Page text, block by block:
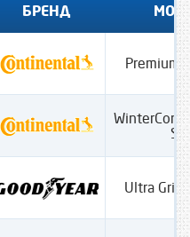
БРЕНД
Ultra Grip